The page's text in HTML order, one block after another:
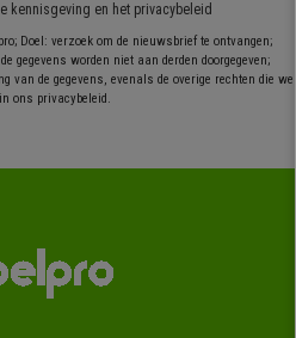
kennisgeving en het privacybeleid
Doel: verzoek om de nieuwsbrief te ontvangen;
gegevens worden niet aan derden doorgegeven;
van de gegevens, evenals de overige rechten die we
ons privacybeleid.